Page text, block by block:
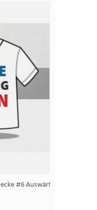
#6 Auswärtstrikot WM